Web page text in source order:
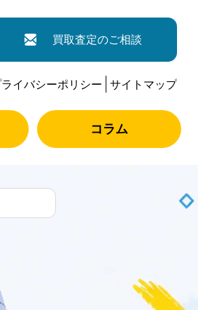
買取査定のご相談
ライバシーポリシー サイトマップ
コラム